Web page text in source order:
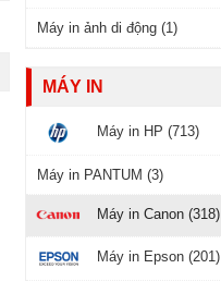
Máy in ảnh di động (1)
MÁY IN
Máy in HP (713)
Máy in PANTUM (3)
Máy in Canon (318)
Máy in Epson (201)